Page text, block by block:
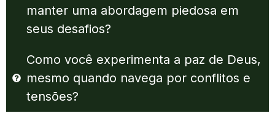
manter uma abordagem piedosa em
seus desafios?
Como você experimenta a paz de Deus,
mesmo quando navega por conflitos e
tensões?